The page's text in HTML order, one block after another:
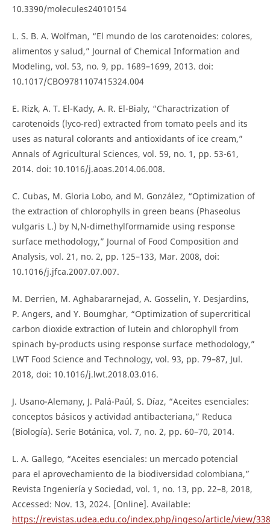
10.3390/molecules24010154
L. S. B. A. Wolfman, “El mundo de los carotenoides: colores,
alimentos y salud,” Journal of Chemical Information and
Modeling, vol. 53, no. 9, pp. 1689–1699, 2013. doi:
10.1017/CBO9781107415324.004
E. Rizk, A. T. El-Kady, A. R. El-Bialy, “Charactrization of
carotenoids (lyco-red) extracted from tomato peels and its
uses as natural colorants and antioxidants of ice cream,”
Annals of Agricultural Sciences, vol. 59, no. 1, pp. 53-61,
2014. doi: 10.1016/j.aoas.2014.06.008.
C. Cubas, M. Gloria Lobo, and M. González, “Optimization of
the extraction of chlorophylls in green beans (Phaseolus
vulgaris L.) by N,N-dimethylformamide using response
surface methodology,” Journal of Food Composition and
Analysis, vol. 21, no. 2, pp. 125–133, Mar. 2008, doi:
10.1016/j.jfca.2007.07.007.
M. Derrien, M. Aghabararnejad, A. Gosselin, Y. Desjardins,
P. Angers, and Y. Boumghar, “Optimization of supercritical
carbon dioxide extraction of lutein and chlorophyll from
spinach by-products using response surface methodology,”
LWT Food Science and Technology, vol. 93, pp. 79–87, Jul.
2018, doi: 10.1016/j.lwt.2018.03.016.
J. Usano-Alemany, J. Palá-Paúl, S. Díaz, “Aceites esenciales:
conceptos básicos y actividad antibacteriana,” Reduca
(Biología). Serie Botánica, vol. 7, no. 2, pp. 60–70, 2014.
L. A. Gallego, “Aceites esenciales: un mercado potencial
para el aprovechamiento de la biodiversidad colombiana,”
Revista Ingeniería y Sociedad, vol. 1, no. 13, pp. 22–8, 2018,
Accessed: Nov. 13, 2024. [Online]. Available:
https://revistas.udea.edu.co/index.php/ingeso/article/view/